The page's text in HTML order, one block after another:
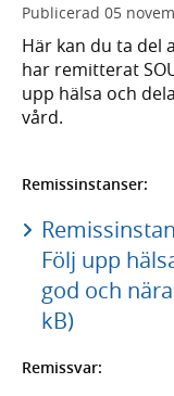
Publicerad 05
Här kan du ta del
har remitterat
upp hälsa och
vård.
Remissinstanser:
Följ upp
god och
kB)
Remissvar: